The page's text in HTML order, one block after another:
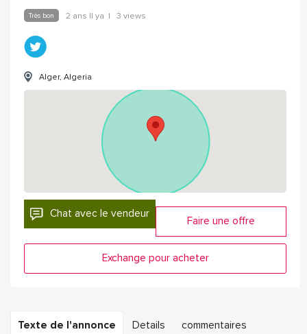
Très bon 2 ans Il ya | 3 views
Alger, Algeria
Chat avec le vendeur
Faire une offre
Exchange pour acheter
Texte de l'annonce Details commentaires